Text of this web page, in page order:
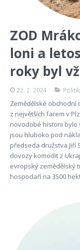
ZOD
loni a
roky byl
22. 2. 2024
Zemědělské obchodní
z největších farem v
novodobé historii bylo
jsou hluboko pod
předseda družstva Jiří
dovozy komodit z
evropský zemědělský
hospodaří na 3500